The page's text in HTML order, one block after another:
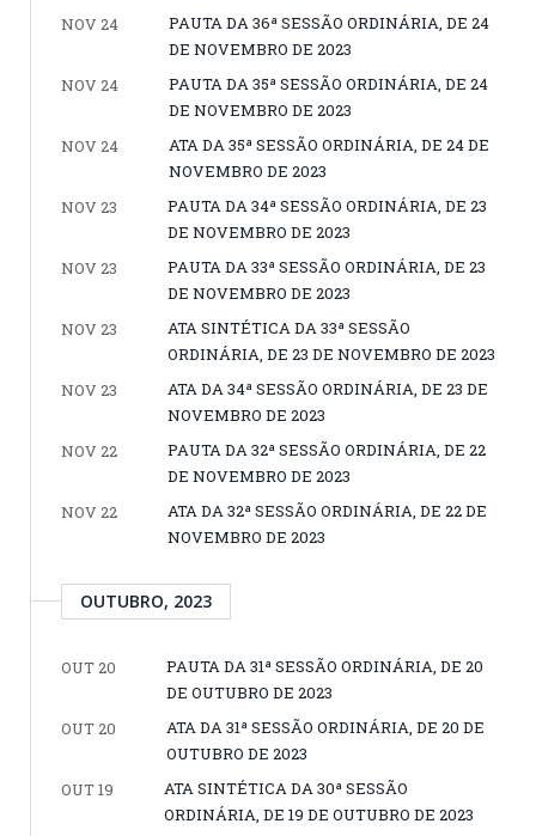
NOV 24
PAUTA DA 36ª SESSÃO ORDINÁRIA, DE 24
DE NOVEMBRO DE 2023
NOV 24
PAUTA DA 35ª SESSÃO ORDINÁRIA, DE 24
DE NOVEMBRO DE 2023
NOV 24
ATA DA 35ª SESSÃO ORDINÁRIA, DE 24 DE
NOVEMBRO DE 2023
NOV 23
PAUTA DA 34ª SESSÃO ORDINÁRIA, DE 23
DE NOVEMBRO DE 2023
NOV 23
PAUTA DA 33ª SESSÃO ORDINÁRIA, DE 23
DE NOVEMBRO DE 2023
NOV 23
ATA SINTÉTICA DA 33ª SESSÃO
ORDINÁRIA, DE 23 DE NOVEMBRO DE 2023
NOV 23
ATA DA 34ª SESSÃO ORDINÁRIA, DE 23 DE
NOVEMBRO DE 2023
NOV 22
PAUTA DA 32ª SESSÃO ORDINÁRIA, DE 22
DE NOVEMBRO DE 2023
NOV 22
ATA DA 32ª SESSÃO ORDINÁRIA, DE 22 DE
NOVEMBRO DE 2023
OUTUBRO, 2023
OUT 20
PAUTA DA 31ª SESSÃO ORDINÁRIA, DE 20
DE OUTUBRO DE 2023
OUT 20
ATA DA 31ª SESSÃO ORDINÁRIA, DE 20 DE
OUTUBRO DE 2023
OUT 19
ATA SINTÉTICA DA 30ª SESSÃO
ORDINÁRIA, DE 19 DE OUTUBRO DE 2023